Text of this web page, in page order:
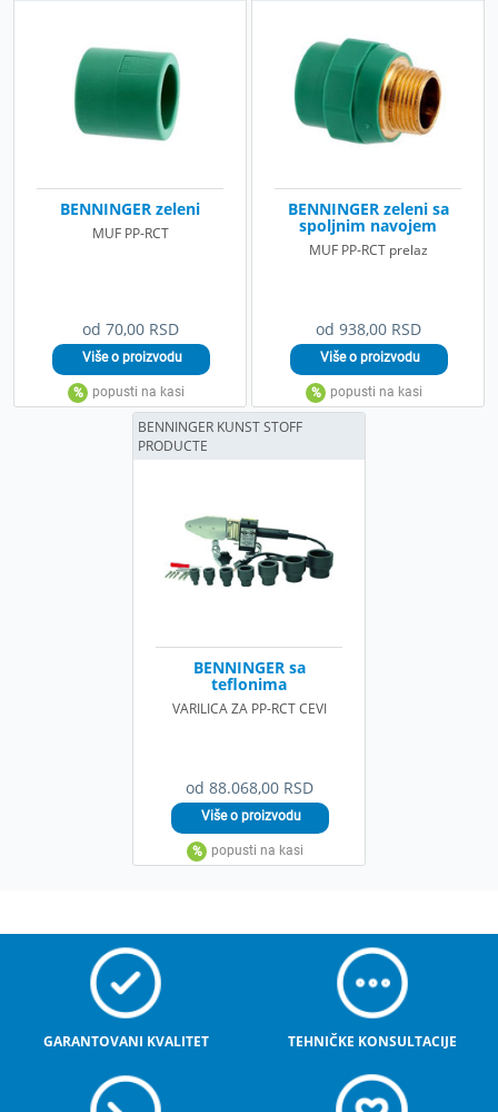
od 70,00 RSD
BENNINGER zeleni
MUF PP-RCT
od 938,00 RSD
BENNINGER zeleni sa
spoljnim navojem
MUF PP-RCT prelaz
od 88.068,00 RSD
BENNINGER sa
teflonima
VARILICA ZA PP-RCT CEVI
BENNINGER KUNST STOFF
PRODUCTE
GARANTOVANI KVALITET TEHNIČKE KONSULTACIJE